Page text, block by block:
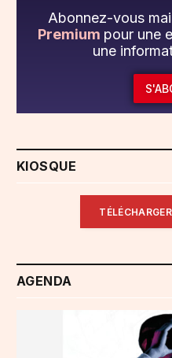
Abonnez-vous
Premium pour une
une
KIOSQUE
AGENDA